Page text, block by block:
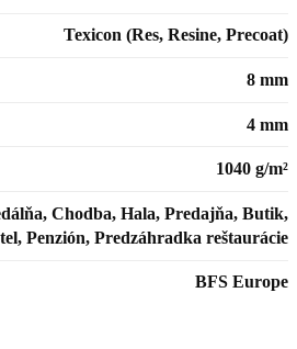
Texicon (Res, Resine, Precoat)
8 mm
4 mm
1040 g/m²
Chodba, Hala, Predajňa, Butik,
Penzión, Predzáhradka reštaurácie
BFS Europe